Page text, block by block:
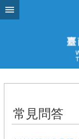
跳到主要內容區塊
常見問答